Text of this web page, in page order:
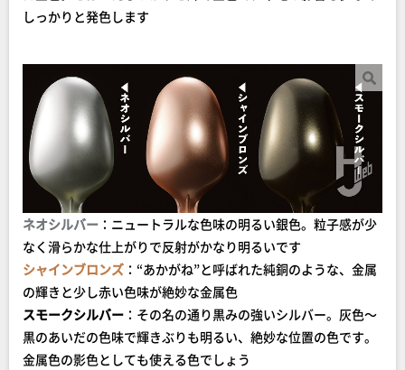
しっかりと発色します
ネオシルバー ：ニュートラルな色味の明るい銀色。粒子感が少
なく滑らかな仕上がりで反射がかなり明るいです
シャインブロンズ ：“あかがね”と呼ばれた純銅のような、金属
の輝きと少し赤い色味が絶妙な金属色
スモークシルバー ：その名の通り黒みの強いシルバー。灰色～
黒のあいだの色味で輝きぶりも明るい、絶妙な位置の色です。
金属色の影色としても使える色でしょう